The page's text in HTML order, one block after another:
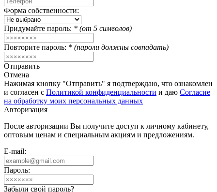
Форма собственности:
Придумайте пароль: * (от 5 символов)
Повторите пароль: * (пароли должны совпадать)
Отправить
Отмена
Нажимая кнопку "Отправить" я подтверждаю, что ознакомлен
и согласен с Политикой конфиденциальности и даю Согласие
на обработку моих персональных данных
Авторизация
После авторизации Вы получите доступ к личному кабинету,
оптовым ценам и специальным акциям и предложениям.
E-mail:
Пароль:
Забыли свой пароль?